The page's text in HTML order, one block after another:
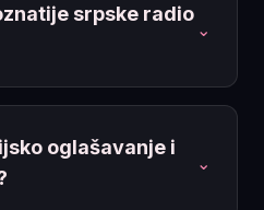
srpske radio
⌄
oglašavanje i
⌄